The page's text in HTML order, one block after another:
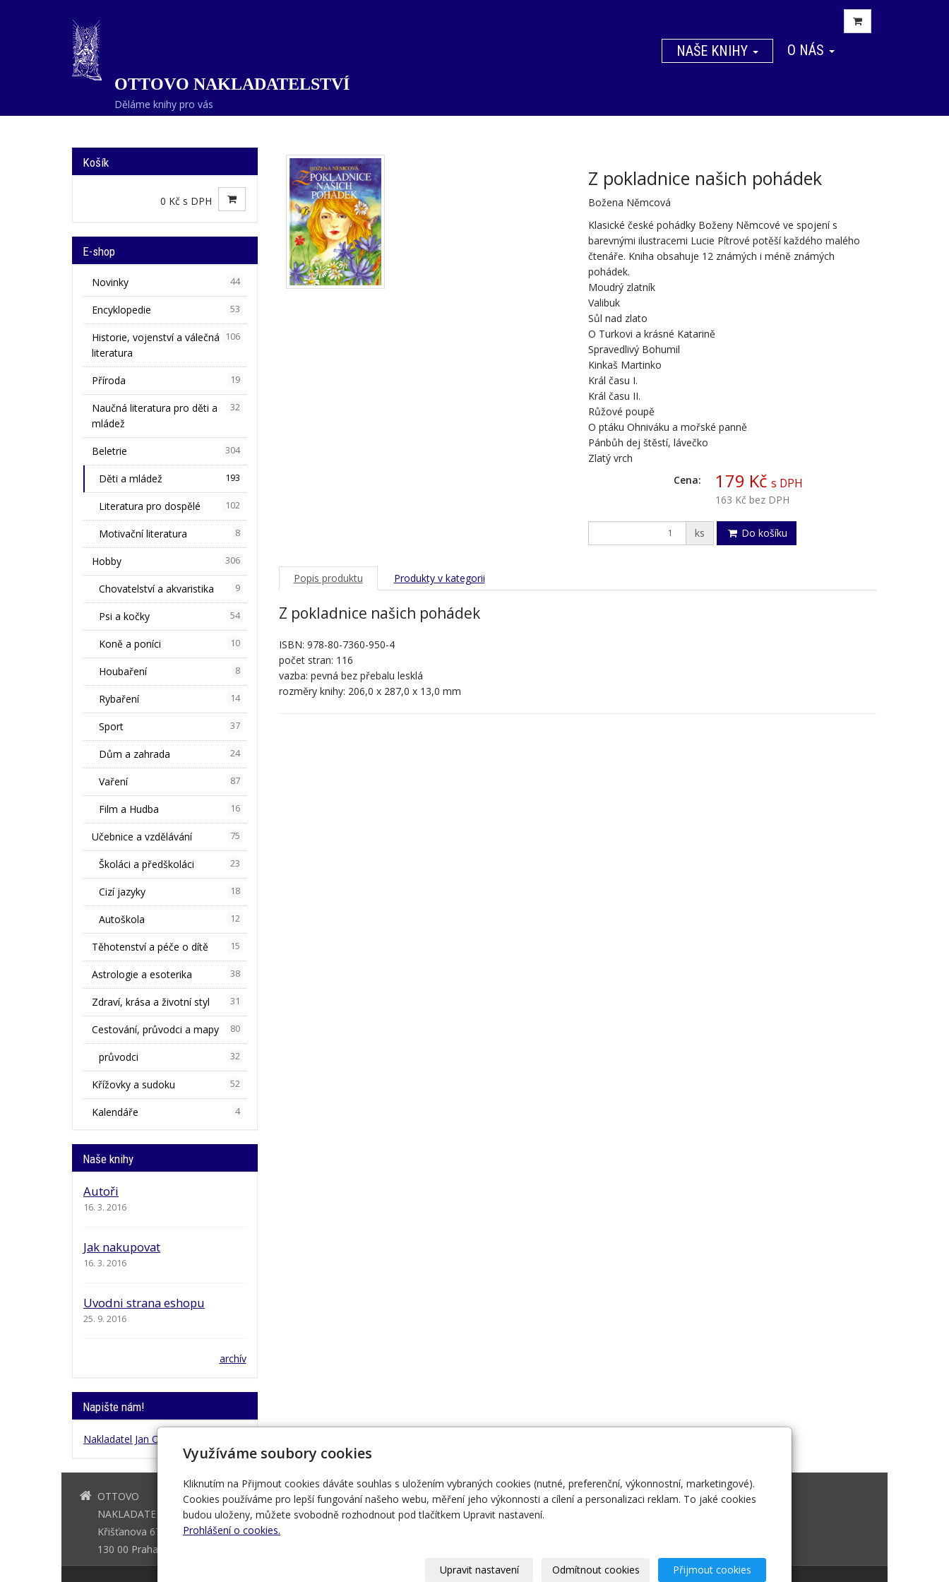
OTTOVO NAKLADATELSTVÍ
Děláme knihy pro vás
NAŠE KNIHY O NÁS
Z pokladnice našich pohádek
Božena Němcová
Klasické české pohádky Boženy Němcové ve spojení s
barevnými ilustracemi Lucie Pítrové potěší každého malého
čtenáře. Kniha obsahuje 12 známých i méně známých
pohádek.
Moudrý zlatník
Valibuk
Sůl nad zlato
O Turkovi a krásné Katarině
Spravedlivý Bohumil
Kinkaš Martinko
Král času I.
Král času II.
Růžové poupě
O ptáku Ohniváku a mořské panně
Pánbůh dej štěstí, lávečko
Zlatý vrch
Cena:
179 Kč s DPH
163 Kčbez DPH
ks Do košíku
Popis produktu Produkty v kategorii
Z pokladnice našich pohádek
ISBN: 978-80-7360-950-4
počet stran: 116
vazba: pevná bez přebalu lesklá
rozměry knihy: 206,0 x 287,0 x 13,0 mm
Košík
0 Kč s DPH
E-shop
Novinky 44
Encyklopedie 53
Historie, vojenství a válečná
literatura
106
Příroda 19
Naučná literatura pro děti a
mládež
32
Beletrie 304
Děti a mládež 193
Literatura pro dospělé 102
Motivační literatura 8
Hobby 306
Chovatelství a akvaristika 9
Psi a kočky 54
Koně a poníci 10
Houbaření 8
Rybaření 14
Sport 37
Dům a zahrada 24
Vaření 87
Film a Hudba 16
Učebnice a vzdělávání 75
Školáci a předškoláci 23
Cizí jazyky 18
Autoškola 12
Těhotenství a péče o dítě 15
Astrologie a esoterika 38
Zdraví, krása a životní styl 31
Cestování, průvodci a mapy 80
průvodci 32
Křížovky a sudoku 52
Kalendáře 4
Naše knihy
Autoři
16. 3. 2016
Jak nakupovat
16. 3. 2016
Uvodni strana eshopu
25. 9. 2016
archív
Napište nám!
Nakladatel Jan Otto
OTTOVO
NAKLADATELSTVÍ
Křišťanova 675/3
130 00 Praha
+420 221 474 111 Naše knihy O nás
Využíváme soubory cookies
Kliknutím na Přijmout cookies dáváte souhlas s uložením vybraných cookies (nutné, preferenční, výkonnostní, marketingové).
Cookies používáme pro lepší fungování našeho webu, měření jeho výkonnosti a cílení a personalizaci reklam. To jaké cookies
budou uloženy, můžete svobodně rozhodnout pod tlačítkem Upravit nastavení.
Prohlášení o cookies.
Upravit nastavení Odmítnout cookies Přijmout cookies